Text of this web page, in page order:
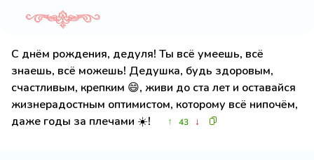
С днём рождения, дедуля! Ты всё умеешь, всё
знаешь, всё можешь! Дедушка, будь здоровым,
счастливым, крепким 😄, живи до ста лет и оставайся
жизнерадостным оптимистом, которому всё нипочём,
даже годы за плечами ☀️!
↑ 43 ↓